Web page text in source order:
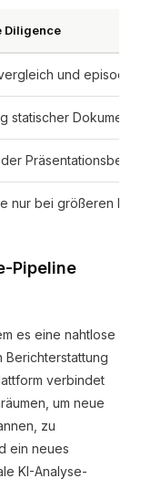
Diligence
und
statischer
nur bei größeren
Pipeline
es eine nahtlose
Berichterstattung
verbindet
um neue
zu
ein neues
KI-Analyse-